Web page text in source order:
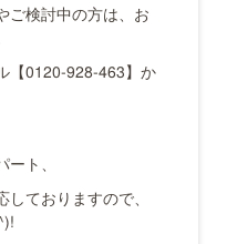
ご検討中の方は、お
【0120-928-463】か
ト、
ておりますので、